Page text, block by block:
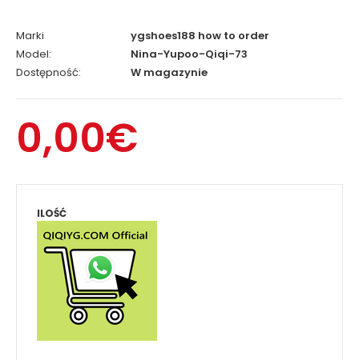
Marki
ygshoes188 how to order
Model:
Nina-Yupoo-Qiqi-73
Dostępność:
W magazynie
0,00€
ILOŚĆ